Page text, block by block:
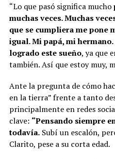
“Lo que pasó significa mucho
muchas veces. Muchas
que se cumpliera me pone
igual. Mi papá, mi
logrado este sueño, ya que
también. Así que estoy muy,
Ante la pregunta de cómo
en la tierra” frente a tanto
principalmente en redes
clave: “Pensando siempre
todavía.Subí un escalón,
Clarito, pese a su corta edad.